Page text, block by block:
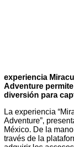
experiencia
Adventure
diversión para
La experiencia
Adventure”,
México. De la
través de la